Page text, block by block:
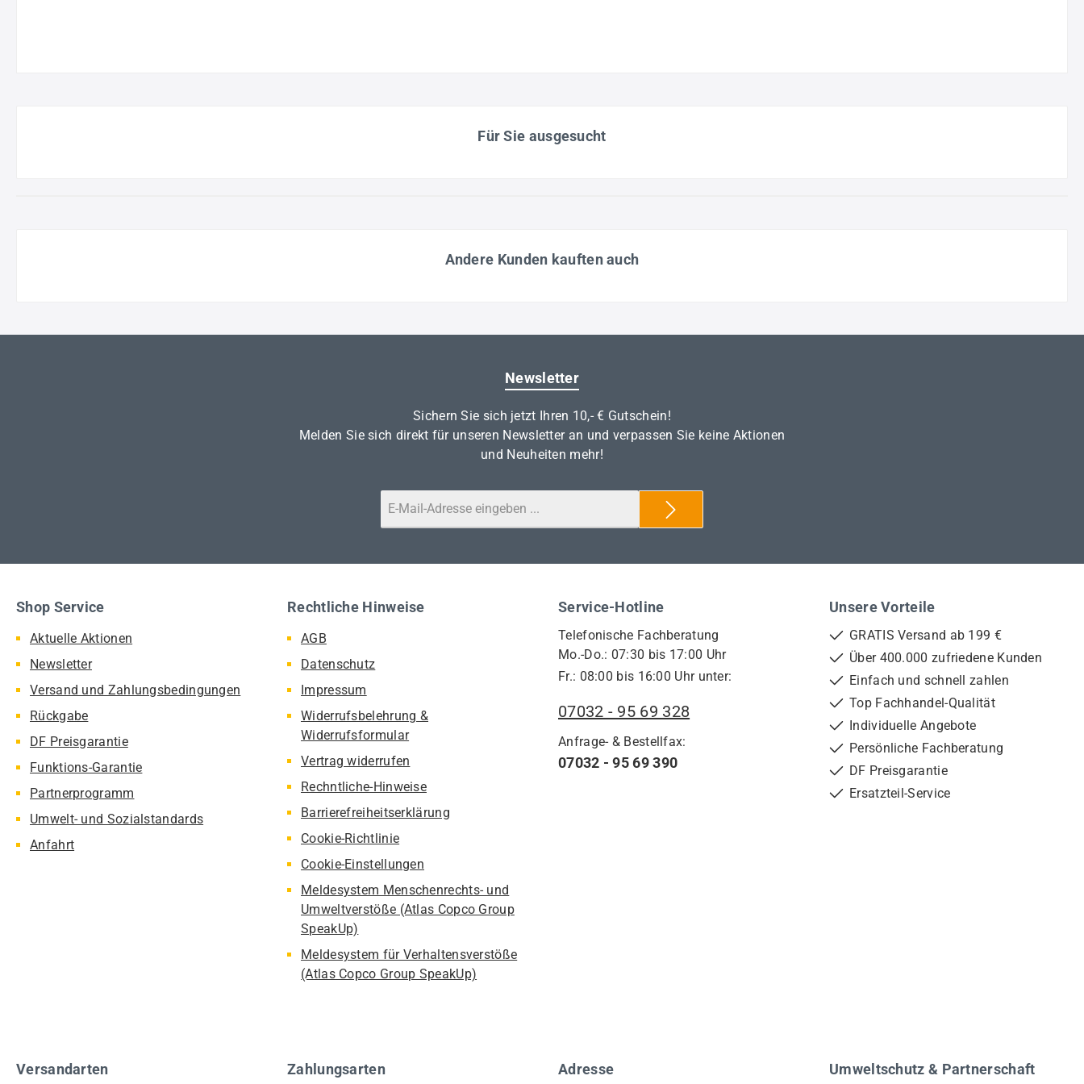
Für Sie ausgesucht
Andere Kunden kauften auch
Newsletter
Sichern Sie sich jetzt Ihren 10,- € Gutschein!
Melden Sie sich direkt für unseren Newsletter an und verpassen Sie keine Aktionen
und Neuheiten mehr!
Service-Hotline
Telefonische Fachberatung
Mo.-Do.: 07:30 bis 17:00 Uhr
Fr.: 08:00 bis 16:00 Uhr unter:
07032 - 95 69 328
Anfrage- & Bestellfax:
07032 - 95 69 390
Shop Service
Aktuelle Aktionen
Newsletter
Versand und Zahlungsbedingungen
Rückgabe
DF Preisgarantie
Funktions-Garantie
Partnerprogramm
Umwelt- und Sozialstandards
Anfahrt
Rechtliche Hinweise
AGB
Datenschutz
Impressum
Widerrufsbelehrung &
Widerrufsformular
Vertrag widerrufen
Rechntliche-Hinweise
Barrierefreiheitserklärung
Cookie-Richtlinie
Cookie-Einstellungen
Meldesystem Menschenrechts- und
Umweltverstöße (Atlas Copco Group
SpeakUp)
Meldesystem für Verhaltensverstöße
(Atlas Copco Group SpeakUp)
Unsere Vorteile
GRATIS Versand ab 199 €
Über 400.000 zufriedene Kunden
Einfach und schnell zahlen
Top Fachhandel-Qualität
Individuelle Angebote
Persönliche Fachberatung
DF Preisgarantie
Ersatzteil-Service
Versandarten Zahlungsarten Adresse Umweltschutz & Partnerschaft